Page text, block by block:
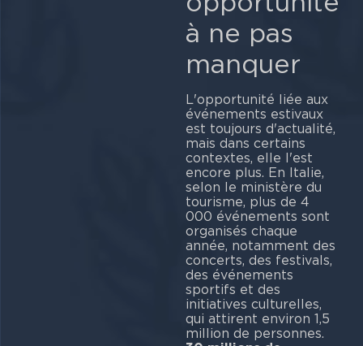
à ne pas
manquer
L'opportunité liée aux
événements estivaux
est toujours d'actualité,
mais dans certains
contextes, elle l'est
encore plus. En Italie,
selon le ministère du
tourisme, plus de 4
000 événements sont
organisés chaque
année, notamment des
concerts, des festivals,
des événements
sportifs et des
initiatives culturelles,
qui attirent environ 1,5
million de personnes.